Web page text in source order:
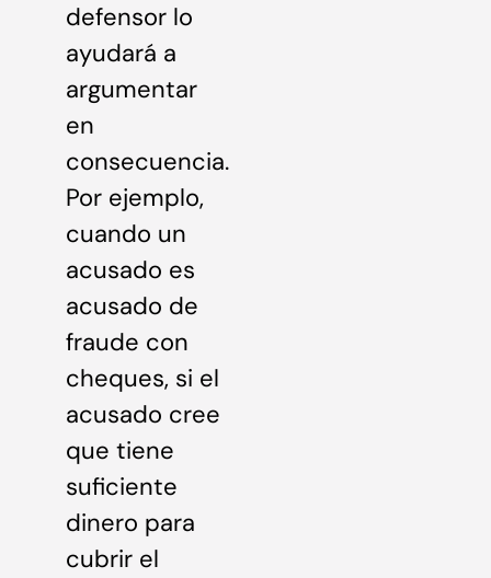
defensor lo
ayudará a
argumentar
en
consecuencia.
Por ejemplo,
cuando un
acusado es
acusado de
fraude con
cheques, si el
acusado cree
que tiene
suficiente
dinero para
cubrir el